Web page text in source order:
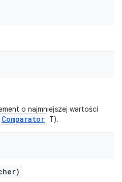
o najmniejszej wartości
Comparator T).